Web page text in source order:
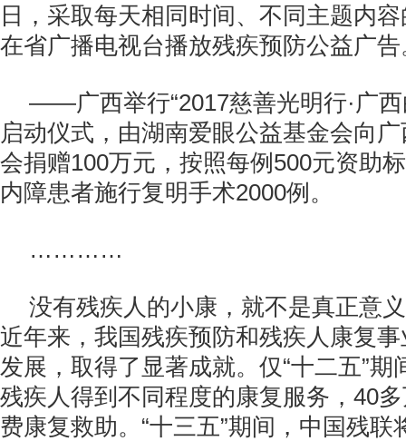
日，采取每天相同时间、不同主题内
在省广播电视台播放残疾预防公益广告
——广西举行“2017慈善光明行·广西
启动仪式，由湖南爱眼公益基金会向
会捐赠100万元，按照每例500元资助
内障患者施行复明手术2000例。
…………
没有残疾人的小康，就不是真正意
近年来，我国残疾预防和残疾人康复
发展，取得了显著成就。仅“十二五”期
残疾人得到不同程度的康复服务，40
费康复救助。“十三五”期间，中国残联